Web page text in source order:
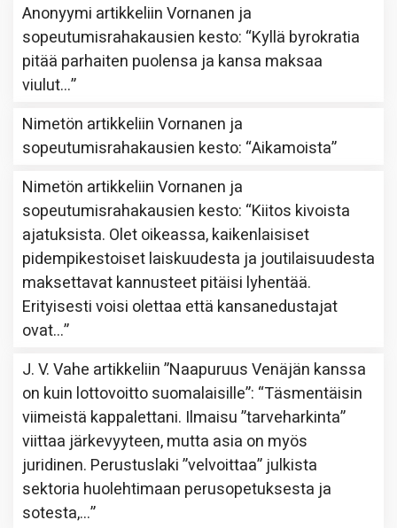
Anonyymi artikkeliinVornanen ja
sopeutumisrahakausien kesto: “Kyllä byrokratia
pitää parhaiten puolensa ja kansa maksaa
viulut…”
Nimetön artikkeliinVornanen ja
sopeutumisrahakausien kesto: “Aikamoista”
Nimetön artikkeliinVornanen ja
sopeutumisrahakausien kesto: “Kiitos kivoista
ajatuksista. Olet oikeassa, kaikenlaisiset
pidempikestoiset laiskuudesta ja joutilaisuudesta
maksettavat kannusteet pitäisi lyhentää.
Erityisesti voisi olettaa että kansanedustajat
ovat…”
J. V. Vahe artikkeliin”Naapuruus Venäjän kanssa
on kuin lottovoitto suomalaisille”: “Täsmentäisin
viimeistä kappalettani. Ilmaisu ”tarveharkinta”
viittaa järkevyyteen, mutta asia on myös
juridinen. Perustuslaki ”velvoittaa” julkista
sektoria huolehtimaan perusopetuksesta ja
sotesta,…”